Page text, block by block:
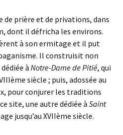
de prière et de privations, dans
dont il défricha les environs.
à son ermitage et il put
Il construisit non
à Notre-Dame de Pitié, qui
siècle ; puis, adossée au
pour conjurer les traditions
site, une autre dédiée à Saint
jusqu’au XVIIème siècle.